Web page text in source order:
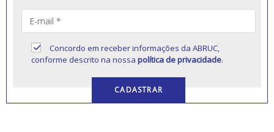
Concordo em receber informações da ABRUC,
conforme descrito na nossapolítica de privacidade.